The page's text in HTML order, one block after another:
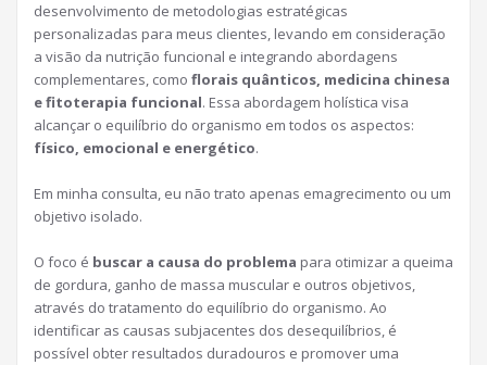
desenvolvimento de metodologias estratégicas
personalizadas para meus clientes, levando em consideração
a visão da nutrição funcional e integrando abordagens
complementares, como florais quânticos, medicina chinesa
e fitoterapia funcional. Essa abordagem holística visa
alcançar o equilíbrio do organismo em todos os aspectos:
físico, emocional e energético.
Em minha consulta, eu não trato apenas emagrecimento ou um
objetivo isolado.
O foco é buscar a causa do problema para otimizar a queima
de gordura, ganho de massa muscular e outros objetivos,
através do tratamento do equilíbrio do organismo. Ao
identificar as causas subjacentes dos desequilíbrios, é
possível obter resultados duradouros e promover uma